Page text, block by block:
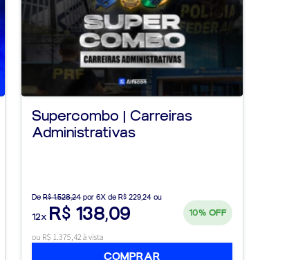
Supercombo | Carreiras
Administrativas
DeR$ 1.528,24por 6X de R$ 229,24 ou
12x R$ 138,09 10% OFF
ou R$ 1.375,42 à vista
COMPRAR